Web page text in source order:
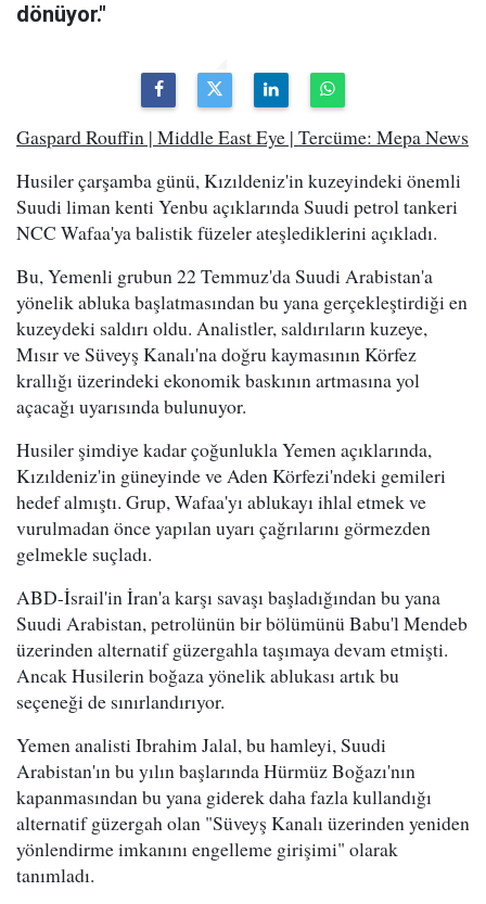
dönüyor."
Gaspard Rouffin | Middle East Eye | Tercüme: Mepa News
Husiler çarşamba günü, Kızıldeniz'in kuzeyindeki önemli
Suudi liman kenti Yenbu açıklarında Suudi petrol tankeri
NCC Wafaa'ya balistik füzeler ateşlediklerini açıkladı.
Bu, Yemenli grubun 22 Temmuz'da Suudi Arabistan'a
yönelik abluka başlatmasından bu yana gerçekleştirdiği en
kuzeydeki saldırı oldu. Analistler, saldırıların kuzeye,
Mısır ve Süveyş Kanalı'na doğru kaymasının Körfez
krallığı üzerindeki ekonomik baskının artmasına yol
açacağı uyarısında bulunuyor.
Husiler şimdiye kadar çoğunlukla Yemen açıklarında,
Kızıldeniz'in güneyinde ve Aden Körfezi'ndeki gemileri
hedef almıştı. Grup, Wafaa'yı ablukayı ihlal etmek ve
vurulmadan önce yapılan uyarı çağrılarını görmezden
gelmekle suçladı.
ABD-İsrail'in İran'a karşı savaşı başladığından bu yana
Suudi Arabistan, petrolünün bir bölümünü Babu'l Mendeb
üzerinden alternatif güzergahla taşımaya devam etmişti.
Ancak Husilerin boğaza yönelik ablukası artık bu
seçeneği de sınırlandırıyor.
Yemen analisti Ibrahim Jalal, bu hamleyi, Suudi
Arabistan'ın bu yılın başlarında Hürmüz Boğazı'nın
kapanmasından bu yana giderek daha fazla kullandığı
alternatif güzergah olan "Süveyş Kanalı üzerinden yeniden
yönlendirme imkanını engelleme girişimi" olarak
tanımladı.